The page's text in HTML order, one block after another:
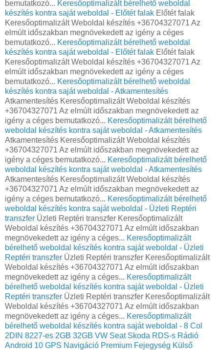
bemutatkozó... Keresőoptimalizált bérelhető weboldal
készítés kontra saját weboldal - Előtét falak Előtét falak
Keresőoptimalizált Weboldal készítés +36704327071 Az
elmúlt időszakban megnövekedett az igény a céges
bemutatkozó... Keresőoptimalizált bérelhető weboldal
készítés kontra saját weboldal - Előtét falak Előtét falak
Keresőoptimalizált Weboldal készítés +36704327071 Az
elmúlt időszakban megnövekedett az igény a céges
bemutatkozó... Keresőoptimalizált bérelhető weboldal
készítés kontra saját weboldal - Atkamentesítés
Atkamentesítés Keresőoptimalizált Weboldal készítés
+36704327071 Az elmúlt időszakban megnövekedett az
igény a céges bemutatkozó... Keresőoptimalizált bérelhető
weboldal készítés kontra saját weboldal - Atkamentesítés
Atkamentesítés Keresőoptimalizált Weboldal készítés
+36704327071 Az elmúlt időszakban megnövekedett az
igény a céges bemutatkozó... Keresőoptimalizált bérelhető
weboldal készítés kontra saját weboldal - Atkamentesítés
Atkamentesítés Keresőoptimalizált Weboldal készítés
+36704327071 Az elmúlt időszakban megnövekedett az
igény a céges bemutatkozó... Keresőoptimalizált bérelhető
weboldal készítés kontra saját weboldal - Üzleti Reptéri
transzfer Üzleti Reptéri transzfer Keresőoptimalizált
Weboldal készítés +36704327071 Az elmúlt időszakban
megnövekedett az igény a céges... Keresőoptimalizált
bérelhető weboldal készítés kontra saját weboldal - Üzleti
Reptéri transzfer Üzleti Reptéri transzfer Keresőoptimalizált
Weboldal készítés +36704327071 Az elmúlt időszakban
megnövekedett az igény a céges... Keresőoptimalizált
bérelhető weboldal készítés kontra saját weboldal - Üzleti
Reptéri transzfer Üzleti Reptéri transzfer Keresőoptimalizált
Weboldal készítés +36704327071 Az elmúlt időszakban
megnövekedett az igény a céges... Keresőoptimalizált
bérelhető weboldal készítés kontra saját weboldal - 8 Col
2DIN 8227-es 2GB 32GB VW Seat Skoda RDS-s Rádió
Android 10 GPS Navigáció Premium Fejegység Külső